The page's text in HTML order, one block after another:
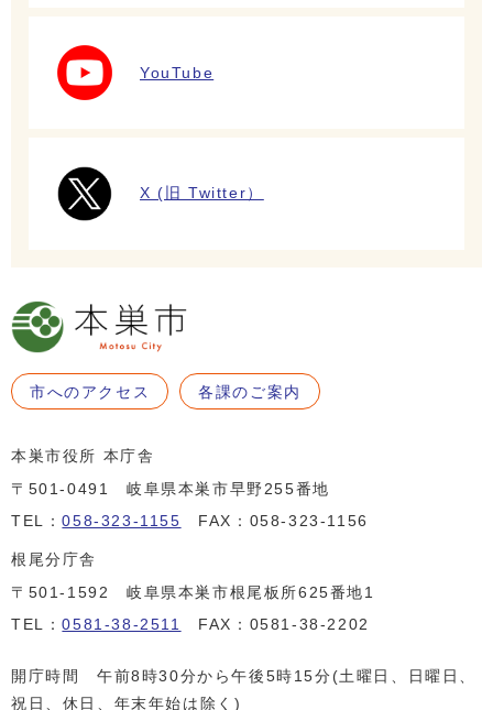
YouTube
X (旧 Twitter）
市へのアクセス 各課のご案内
本巣市役所 本庁舎
〒501-0491 岐阜県本巣市早野255番地
TEL：058-323-1155 FAX：058-323-1156
根尾分庁舎
〒501-1592 岐阜県本巣市根尾板所625番地1
TEL：0581-38-2511 FAX：0581-38-2202
開庁時間 午前8時30分から午後5時15分(土曜日、日曜日、
祝日、休日、年末年始は除く)